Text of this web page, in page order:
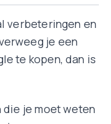
verbeteringen en
je een
te kopen, dan is
die je moet weten